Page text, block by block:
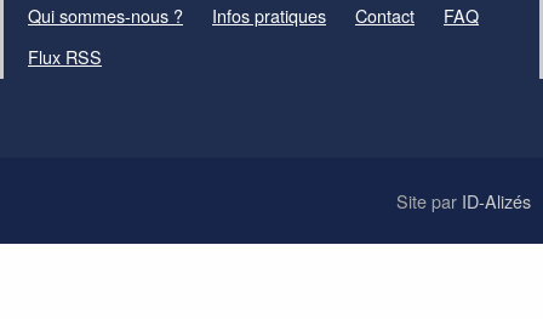
Qui sommes-nous ? Infos pratiques Contact
FAQ
Flux RSS
Site par ID-Alizés